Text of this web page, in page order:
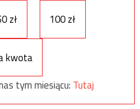
zł 100 zł
kwota
tym miesiącu: Tutaj